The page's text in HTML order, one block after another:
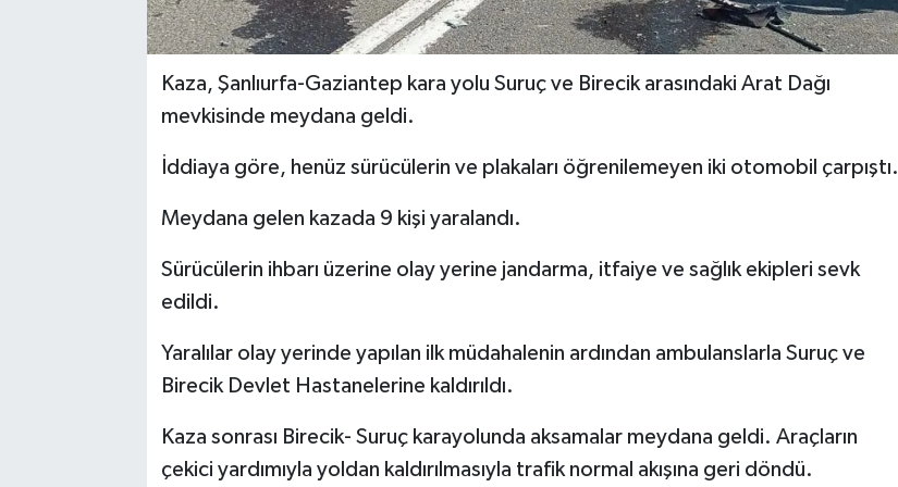
Kaza, Şanlıurfa-Gaziantep kara yolu Suruç ve Birecik arasındaki Arat Dağı
mevkisinde meydana geldi.
İddiaya göre, henüz sürücülerin ve plakaları öğrenilemeyen iki otomobil çarpıştı.
Meydana gelen kazada 9 kişi yaralandı.
Sürücülerin ihbarı üzerine olay yerine jandarma, itfaiye ve sağlık ekipleri sevk
edildi.
Yaralılar olay yerinde yapılan ilk müdahalenin ardından ambulanslarla Suruç ve
Birecik Devlet Hastanelerine kaldırıldı.
Kaza sonrası Birecik- Suruç karayolunda aksamalar meydana geldi. Araçların
çekici yardımıyla yoldan kaldırılmasıyla trafik normal akışına geri döndü.